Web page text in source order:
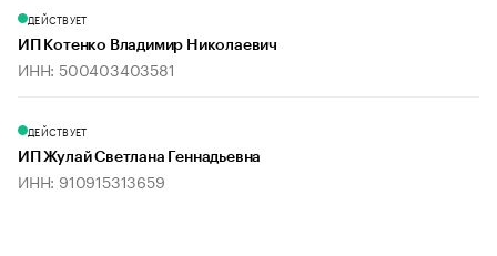
ДЕЙСТВУЕТ
ИП Котенко Владимир Николаевич
ИНН: 500403403581
ДЕЙСТВУЕТ
ИП Жулай Светлана Геннадьевна
ИНН: 910915313659